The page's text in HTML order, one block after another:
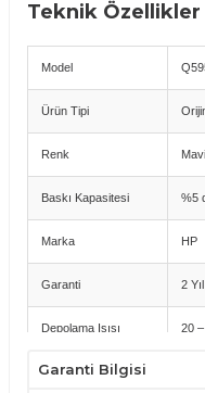
Teknik Özellikler
Model
Ürün Tipi
Renk Mavi
Baskı Kapasitesi %5
Marka HP
Garanti 2
Depolama Isısı 20
Depolama Nemi
Garanti Bilgisi